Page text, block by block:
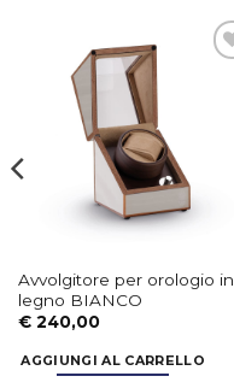
Avvolgitore per orologio in
legno BIANCO
€240,00
AGGIUNGI AL CARRELLO